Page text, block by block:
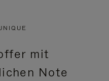
mit
Note